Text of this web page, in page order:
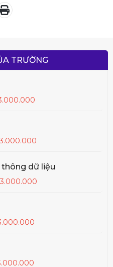
định chính sách
học, hoặc làm một lập
mềm hệ thống, làm
và ngoài nước,
đề xuất giải pháp,
và ứng dụng Công
tâm, viện nghiên cứu,
TRƯỜNG
dữ liệu